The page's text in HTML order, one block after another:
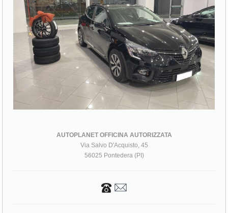
AUTOPLANET OFFICINA AUTORIZZATA
Via Salvo D'Acquisto, 45
56025 Pontedera (PI)